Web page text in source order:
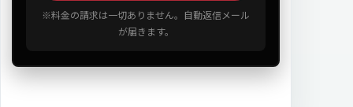
※料金の請求は一切ありません。自動返信メール
が届きます。